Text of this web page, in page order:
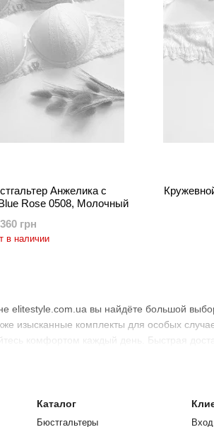
elitestyle.com.ua вы найдёте большой
изысканные комплекты для особых
комфортом каждый день. Быстрая
женщине выбрать
Преимущества
Высокое качество
аллергии,
Изысканный дизайн:
которые придают
обеспечивает
Быстрая доставка
Как купить женское
сочетание стиля,
Анжелика с
Rose 0508, Молочный
360 грн
в наличии
Каталог
Бюстгальтеры